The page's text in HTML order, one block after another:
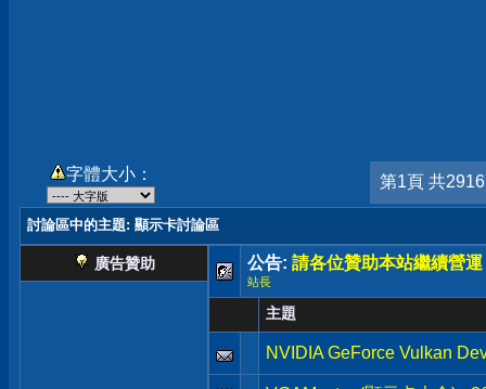
字體大小： 第1頁 共
討論區中的主題: 顯示卡討論區
廣告贊助 公告: 請各位贊助本站繼續營運
站長
主題
NVIDIA GeForce Vulkan